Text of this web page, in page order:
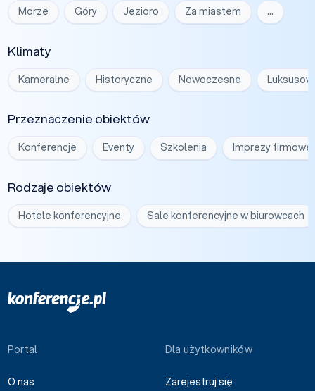
Morze Góry Jezioro Za miastem …
Klimaty
Kameralne Historyczne Nowoczesne
Przeznaczenie obiektów
Konferencje Eventy Szkolenia Imprezy firmowe
Rodzaje obiektów
Hotele konferencyjne Sale konferencyjne w biurowcach
Portal
O nas
Dla użytkowników
Zarejestruj się